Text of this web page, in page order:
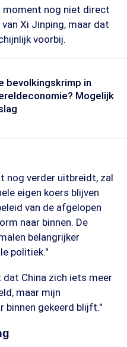
moment nog niet direct
Xi Jinping, maar dat
voorbij.
bevolkingskrimp in
Mogelijk
nog verder uitbreidt, zal
eigen koers blijven
van de afgelopen
naar binnen. De
belangrijker
politiek."
dat China zich iets meer
maar mijn
binnen gekeerd blijft."